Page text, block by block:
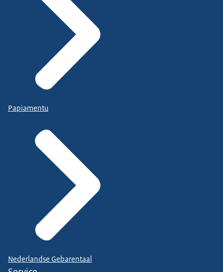
Papiamentu
Nederlandse Gebarentaal